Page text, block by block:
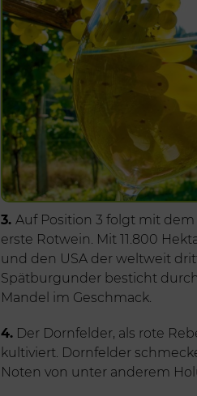
3. Auf Position 3 folgt mit
erste Rotwein. Mit 11.800
und den USA der weltweit
Spätburgunder besticht
Mandel im Geschmack.
4. Der Dornfelder, als rote
kultiviert. Dornfelder
Noten von unter anderem